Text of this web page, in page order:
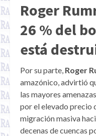
Roger
26 % del
está
Por su parte, Roger
amazónico, advirtió
las mayores
por el elevado precio
migración masiva
decenas de cuencas